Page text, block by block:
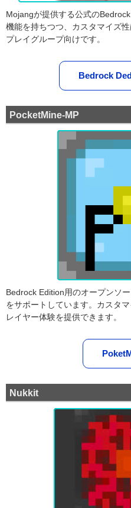
Mojangが提供する公式の
機能を持ちつつ、カスタマイズ
プレイグループ向けです。
Bedrock
PocketMine-MP
Bedrock Edition用のオープンソ
をサポートしています。カスタ
レイヤー体験を提供できます。
Nukkit